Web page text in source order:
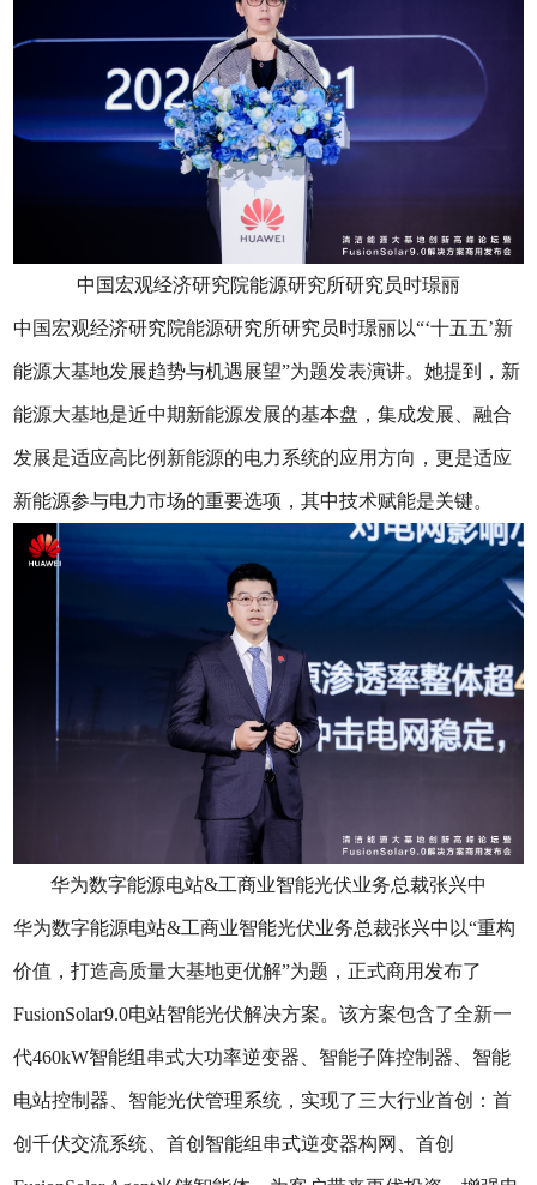
中国宏观经济研究院能源研究所研究员时璟丽
中国宏观经济研究院能源研究所研究员时璟丽以“‘十五五’新
能源大基地发展趋势与机遇展望”为题发表演讲。她提到，新
能源大基地是近中期新能源发展的基本盘，集成发展、融合
发展是适应高比例新能源的电力系统的应用方向，更是适应
新能源参与电力市场的重要选项，其中技术赋能是关键。
华为数字能源电站&工商业智能光伏业务总裁张兴中
华为数字能源电站&工商业智能光伏业务总裁张兴中以“重构
价值，打造高质量大基地更优解”为题，正式商用发布了
FusionSolar9.0电站智能光伏解决方案。该方案包含了全新一
代460kW智能组串式大功率逆变器、智能子阵控制器、智能
电站控制器、智能光伏管理系统，实现了三大行业首创：首
创千伏交流系统、首创智能组串式逆变器构网、首创